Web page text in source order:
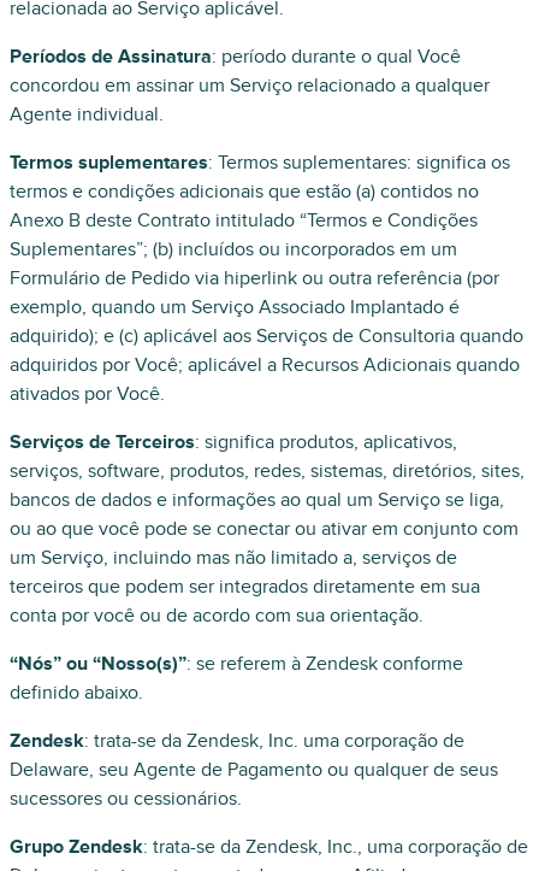
relacionada ao Serviço aplicável.
Períodos de Assinatura: período durante o qual Você
concordou em assinar um Serviço relacionado a qualquer
Agente individual.
Termos suplementares: Termos suplementares: significa os
termos e condições adicionais que estão (a) contidos no
Anexo B deste Contrato intitulado “Termos e Condições
Suplementares”; (b) incluídos ou incorporados em um
Formulário de Pedido via hiperlink ou outra referência (por
exemplo, quando um Serviço Associado Implantado é
adquirido); e (c) aplicável aos Serviços de Consultoria quando
adquiridos por Você; aplicável a Recursos Adicionais quando
ativados por Você.
Serviços de Terceiros: significa produtos, aplicativos,
serviços, software, produtos, redes, sistemas, diretórios, sites,
bancos de dados e informações ao qual um Serviço se liga,
ou ao que você pode se conectar ou ativar em conjunto com
um Serviço, incluindo mas não limitado a, serviços de
terceiros que podem ser integrados diretamente em sua
conta por você ou de acordo com sua orientação.
“Nós” ou “Nosso(s)”: se referem à Zendesk conforme
definido abaixo.
Zendesk: trata-se da Zendesk, Inc. uma corporação de
Delaware, seu Agente de Pagamento ou qualquer de seus
sucessores ou cessionários.
Grupo Zendesk: trata-se da Zendesk, Inc., uma corporação de